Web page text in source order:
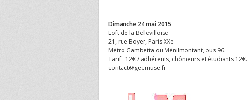
Dimanche 24 mai 2015
Loft de la Bellevilloise
21, rue Boyer, Paris XXe
Métro Gambetta ou Ménilmontant, bus 96.
Tarif : 12€ / adhérents, chômeurs et étudiants 12€.
contact@geomuse.fr